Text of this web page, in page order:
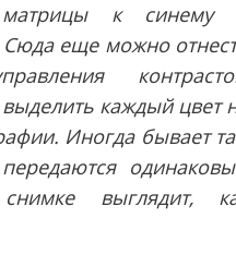
матрицы к синему
Сюда еще можно
каждый цвет
Иногда бывает
выглядит,